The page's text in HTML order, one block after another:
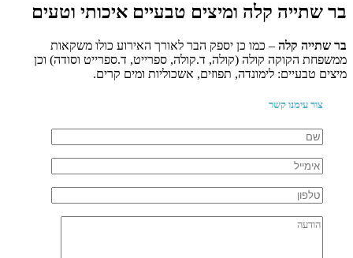
בר שתייה קלה ומיצים טבעיים איכותי וטעים
בר שתייה קלה – כמו כן יספק הבר לאורך האירוע כולו משקאות
ממשפחת הקוקה קולה (קולה, ד.קולה, ספרייט, ד.ספרייט וסודה) וכן
מיצים טבעיים: לימונדה, תפוזים, אשכוליות ומים קרים.
צור עימנו קשר